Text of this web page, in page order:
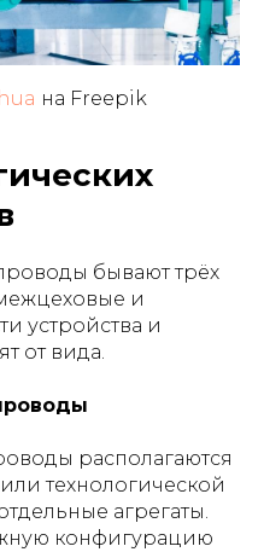
на Freepik
бывают трёх
и
устройства и
от вида.
располагаются
технологической
агрегаты.
конфигурацию